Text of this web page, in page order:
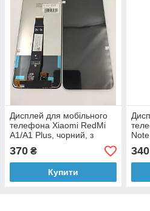
Дисплей для мобільного
телефона Xiaomi RedMi
A1/A1 Plus, чорний, з
370₴
Купити
340